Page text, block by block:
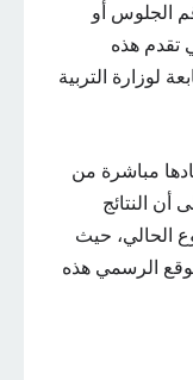
الجلوس أو
تقدم هذه
لوزارة التربية
مباشرة من
أن النتائج
الحالي، حيث
الرسمي هذه